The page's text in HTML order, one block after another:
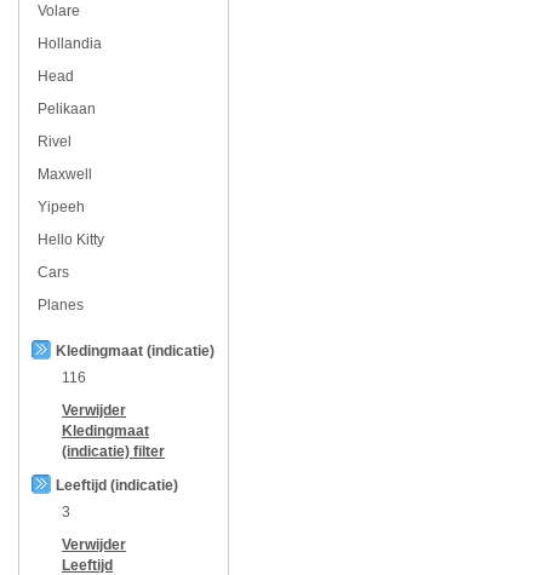
Volare
Hollandia
Head
Pelikaan
Rivel
Maxwell
Yipeeh
Hello Kitty
Cars
Planes
Kledingmaat (indicatie)
116
Verwijder
Kledingmaat
(indicatie) filter
Leeftijd (indicatie)
3
Verwijder
Leeftijd